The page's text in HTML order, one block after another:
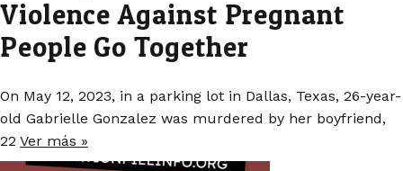
Violence Against Pregnant
People Go Together
On May 12, 2023, in a parking lot in Dallas, Texas, 26-year-
old Gabrielle Gonzalez was murdered by her boyfriend,
22 Ver más »